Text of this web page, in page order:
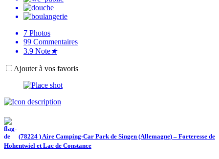
7 Photos
99 Commentaires
3.9 Note★
Ajouter à vos favoris
(78224 ) Aire Camping-Car Park de Singen (Allemagne) – Forteresse de
Hohentwiel et Lac de Constance